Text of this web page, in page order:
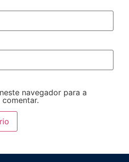
navegador para a